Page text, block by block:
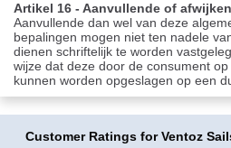
Artikel 16 - Aanvullende of
Aanvullende dan wel van deze
bepalingen mogen niet ten nadele
dienen schriftelijk te worden
wijze dat deze door de consument
kunnen worden opgeslagen op een
Customer Ratings for Ventoz